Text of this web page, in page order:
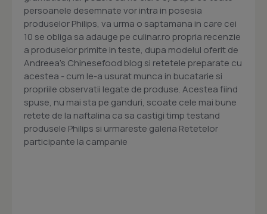
persoanele desemnate vor intra in posesia
produselor Philips, va urma o saptamana in care cei
10 se obliga sa adauge pe culinar.ro propria recenzie
a produselor primite in teste, dupa modelul oferit de
Andreea's Chinesefood blog si retetele preparate cu
acestea - cum le-a usurat munca in bucatarie si
propriile observatii legate de produse. Acestea fiind
spuse, nu mai sta pe ganduri, scoate cele mai bune
retete de la naftalina ca sa castigi timp testand
produsele Philips si urmareste galeria Retetelor
participante la campanie